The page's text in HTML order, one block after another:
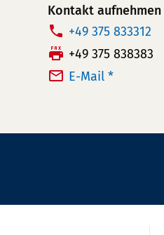
Kontakt aufnehmen
T
e
l
m
+49 375 833312
F
a
+49 375 838383
E-Mail *